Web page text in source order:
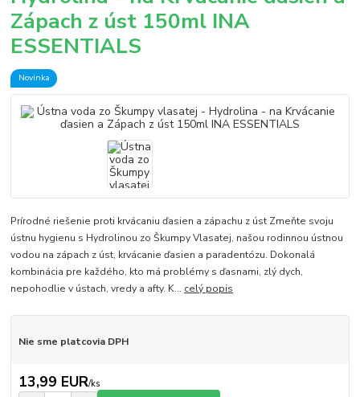
Zápach z úst 150ml INA
ESSENTIALS
Novinka
Prírodné riešenie proti krvácaniu ďasien a zápachu z úst Zmeňte svoju
ústnu hygienu s Hydrolinou zo Škumpy Vlasatej, našou rodinnou ústnou
vodou na zápach z úst, krvácanie ďasien a paradentózu. Dokonalá
kombinácia pre každého, kto má problémy s ďasnami, zlý dych,
nepohodlie v ústach, vredy a afty. K... celý popis
Nie sme platcovia DPH
13,99 EUR/ks